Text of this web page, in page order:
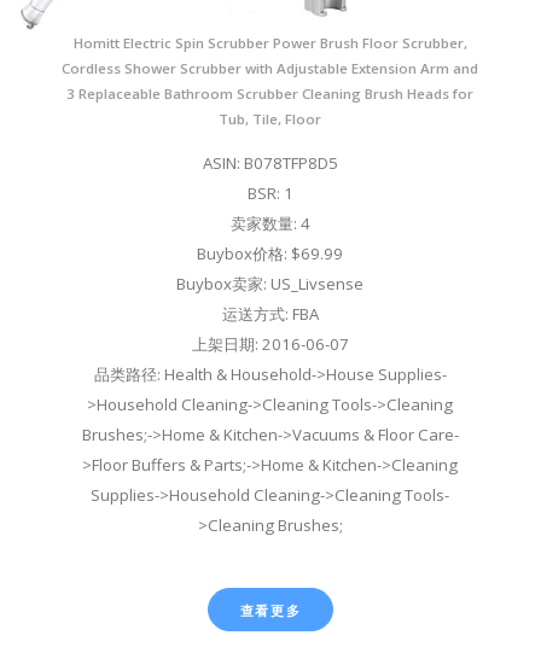
Homitt Electric Spin Scrubber Power Brush Floor Scrubber,
Cordless Shower Scrubber with Adjustable Extension Arm and
3 Replaceable Bathroom Scrubber Cleaning Brush Heads for
Tub, Tile, Floor
ASIN: B078TFP8D5
BSR: 1
卖家数量: 4
Buybox价格: $69.99
Buybox卖家: US_Livsense
运送方式: FBA
上架日期: 2016-06-07
品类路径: Health & Household->House Supplies-
>Household Cleaning->Cleaning Tools->Cleaning
Brushes;->Home & Kitchen->Vacuums & Floor Care-
>Floor Buffers & Parts;->Home & Kitchen->Cleaning
Supplies->Household Cleaning->Cleaning Tools-
>Cleaning Brushes;
查看更多